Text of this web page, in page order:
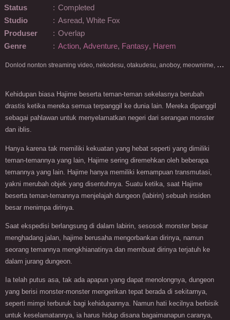
Status
: Completed
Studio
: Asread, White Fox
Produser
: Overlap
Genre
: Action, Adventure, Fantasy, Harem
D
onlod nonton streaming video, nekodesu, otakudesu, anoboy, meownime, anitoki, meguminime, melody, oploverz, anoboy, nimegami, unduh, riie net, drivenime, myanimelist, MAL, kusonime, neonime, bstation, maxnime, Netflix, animeindo, anichin, crunchyroll, neonime, samehadaku, streaming, otakupoi, awsubs, anibatch, anikyojin, nekonime, kurogaze, zippyshare, vidio google drive, Muse Indonesia, kazefuri, iQIYI, Viu, Ani-One Asia, Animenonton, Otaku desu, Mangaku, Anibatch,Vidio, Genflix, Amazon Prime Video, 3GP, Mp4, 240p, Terlengkap.
Kehidupan biasa Hajime beserta teman-teman sekelasnya berubah
drastis ketika mereka semua terpanggil ke dunia lain. Mereka dipanggil
sebagai pahlawan untuk menyelamatkan negeri dari serangan monster
dan iblis.
Hanya karena tak memiliki kekuatan yang hebat seperti yang dimiliki
teman-temannya yang lain, Hajime sering diremehkan oleh beberapa
temannya yang lain. Hajime hanya memiliki kemampuan transmutasi,
yakni merubah objek yang disentuhnya. Suatu ketika, saat Hajime
beserta teman-temannya menjelajah dungeon (labirin) sebuah insiden
besar menimpa dirinya.
Saat ekspedisi berlangsung di dalam labirin, sesosok monster besar
menghadang jalan, hajime berusaha mengorbankan dirinya, namun
seorang temannya mengkhianatinya dan membuat dirinya terjatuh ke
dalam jurang dungeon.
Ia telah putus asa, tak ada apapun yang dapat menolongnya, dungeon
yang berisi monster-monster mengerikan tepat berada di sekitarnya,
seperti mimpi terburuk bagi kehidupannya. Namun hati kecilnya berbisik
untuk keselamatannya, ia harus hidup disana bagaimanapun caranya,